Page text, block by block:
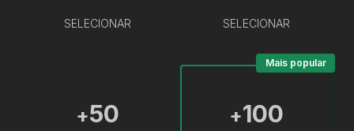
SELECIONAR SELECIONAR
+50 +100
Mais popular